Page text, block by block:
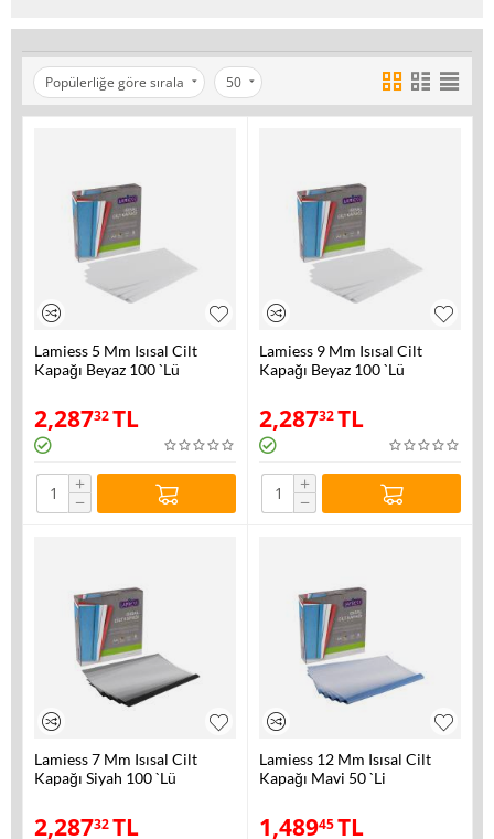
Popülerliğe göre sırala 50
Lamiess 5 Mm Isısal Cilt
Kapağı Beyaz 100 `Lü
2,28732TL
+
−
Lamiess 9 Mm Isısal Cilt
Kapağı Beyaz 100 `Lü
2,28732TL
+
−
Lamiess 7 Mm Isısal Cilt
Kapağı Siyah 100 `Lü
2,28732TL
Lamiess 12 Mm Isısal Cilt
Kapağı Mavi 50 `Li
1,48945TL